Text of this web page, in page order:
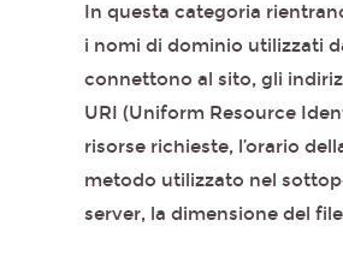
In questa categoria
i nomi di dominio utilizzati
connettono al sito, gli
URI (Uniform Resource
risorse richieste, l’orario
metodo utilizzato nel
server, la dimensione del